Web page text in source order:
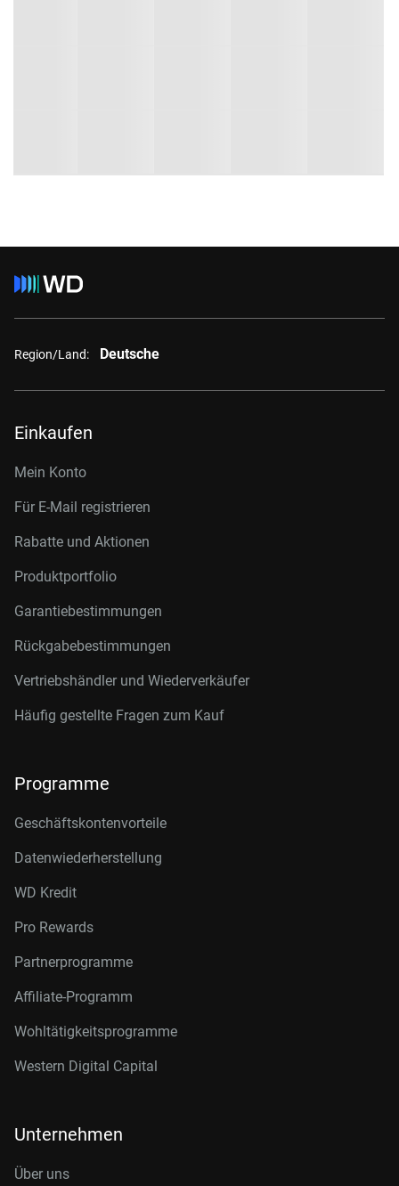
Region/Land: Deutsche
Einkaufen
Mein Konto
Für E-Mail registrieren
Rabatte und Aktionen
Produktportfolio
Garantiebestimmungen
Rückgabebestimmungen
Vertriebshändler und Wiederverkäufer
Häufig gestellte Fragen zum Kauf
Programme
Geschäftskontenvorteile
Datenwiederherstellung
WD Kredit
Pro Rewards
Partnerprogramme
Affiliate-Programm
Wohltätigkeitsprogramme
Western Digital Capital
Unternehmen
Über uns